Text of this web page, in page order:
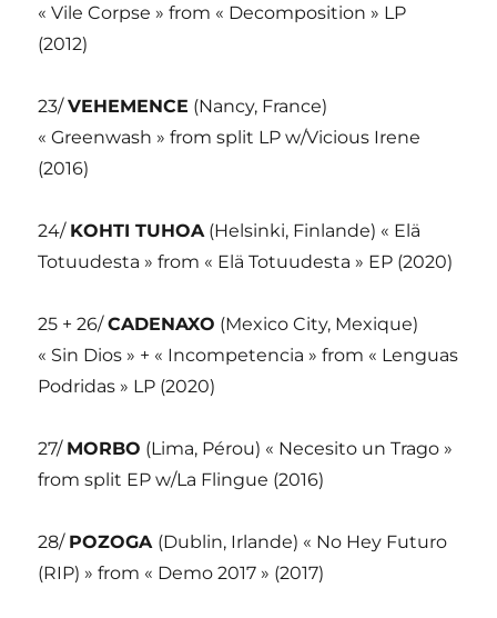
« Vile Corpse » from « Decomposition » LP
(2012)
23/VEHEMENCE (Nancy, France)
« Greenwash » from split LP w/Vicious Irene
(2016)
24/ KOHTI TUHOA (Helsinki, Finlande) « Elä
Totuudesta » from « Elä Totuudesta » EP (2020)
25 + 26/CADENAXO (Mexico City, Mexique)
« Sin Dios » + « Incompetencia » from « Lenguas
Podridas » LP (2020)
27/ MORBO (Lima, Pérou) « Necesito un Trago »
from split EP w/La Flingue (2016)
28/ POZOGA (Dublin, Irlande) « No Hey Futuro
(RIP) » from « Demo 2017 » (2017)